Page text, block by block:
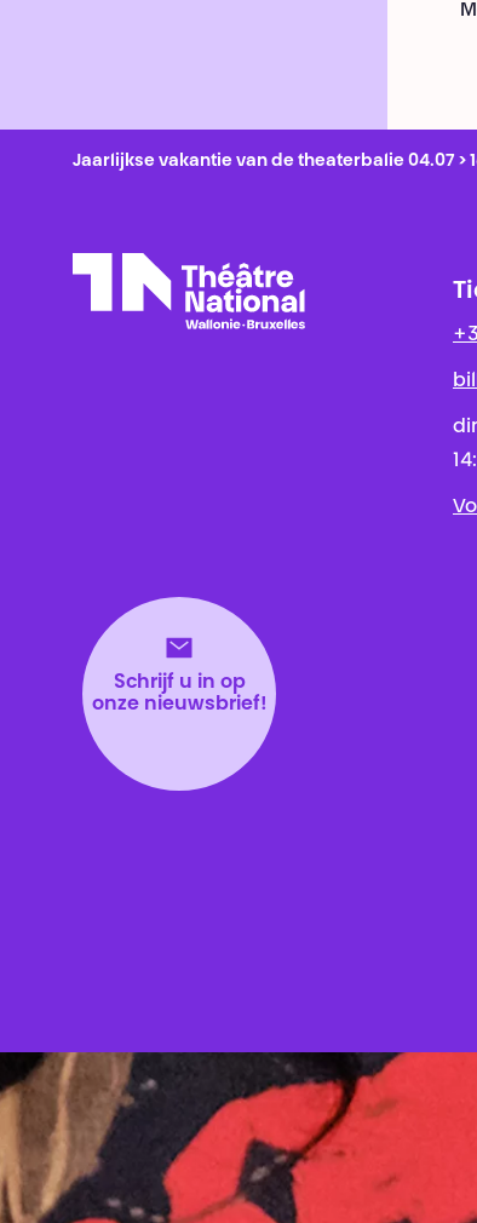
Jaarlijkse vakantie van de theaterbalie 04.07 >
Schrijf u in op
onze nieuwsbrief!